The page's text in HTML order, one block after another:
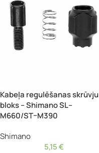
Kabeļa regulēšanas skrūvju
bloks – Shimano SL–
M660/ST–M390
Shimano
5,15€